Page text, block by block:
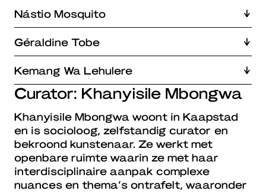
Nástio Mosquito
Géraldine Tobe
Kemang Wa Lehulere
Curator: Khanyisile Mbongwa
Khanyisile Mbongwa woont in Kaapstad
en is socioloog, zelfstandig curator en
bekroond kunstenaar. Ze werkt met
openbare ruimte waarin ze met haar
interdisciplinaire aanpak complexe
nuances en thema’s ontrafelt, waaronder